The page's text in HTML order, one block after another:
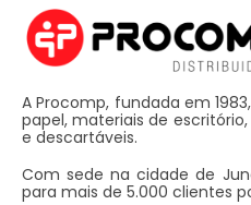
A Procomp, fundada em
papel, materiais de
e descartáveis.
Com sede na cidade de
para mais de 5.000 clientes